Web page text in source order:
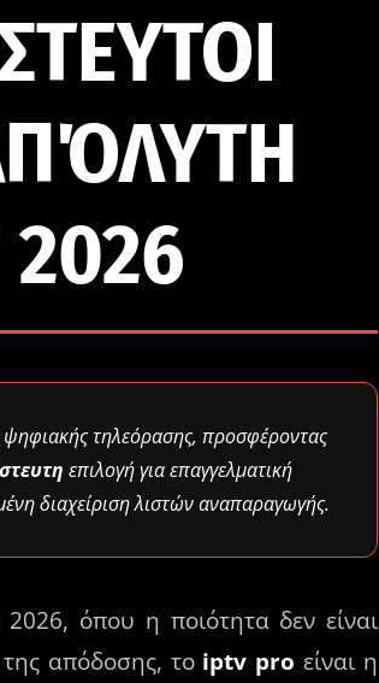
τηλεόρασης, προσφέροντας
επιλογή για επαγγελματική
διαχείριση λιστών αναπαραγωγής.
όπου η ποιότητα δεν είναι
απόδοσης, το iptv pro είναι η